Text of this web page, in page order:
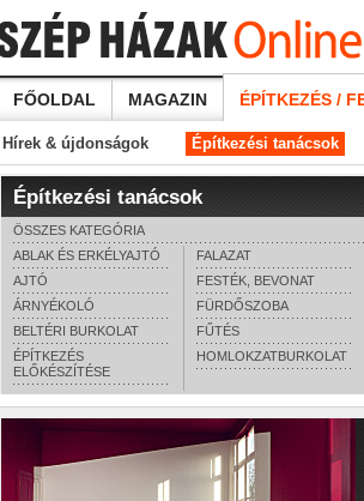
FŐOLDAL MAGAZIN ÉPÍTKEZÉS /
Hírek & újdonságok Építkezési tanácsok
Építkezési tanácsok
ÖSSZES KATEGÓRIA
ABLAK ÉS ERKÉLYAJTÓ
AJTÓ
ÁRNYÉKOLÓ
BELTÉRI BURKOLAT
ÉPÍTKEZÉS
ELŐKÉSZÍTÉSE
FALAZAT
FESTÉK, BEVONAT
FÜRDŐSZOBA
FŰTÉS
HOMLOKZATBURKOLAT